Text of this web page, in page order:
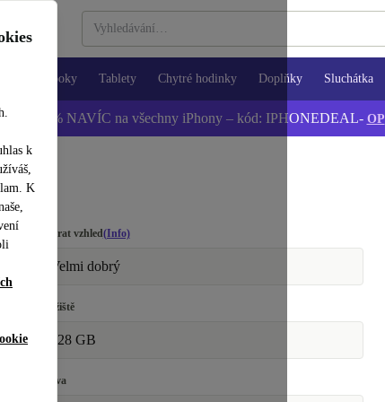
k
K
Notebooky Tablety Chytré hodinky Doplňky Sluchátka
📱 -5 % NAVÍC na všechny iPhony – kód: IPHONEDEAL- OP
Vybrat vzhled (Info)
Velmi dobrý
Úložiště
128 GB
Barva